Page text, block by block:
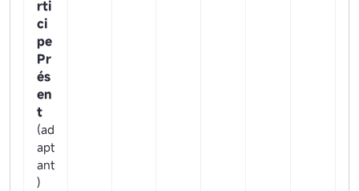
rti
ci
pe
Pr
és
en
t
(ad
apt
ant
)